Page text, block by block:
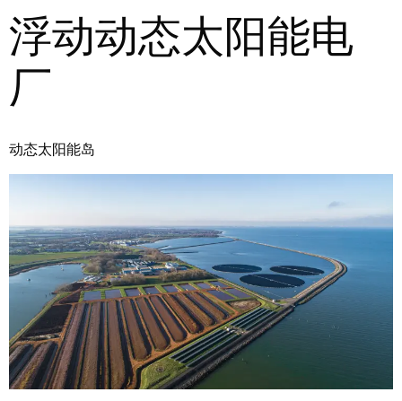
务
调
FieldPower®
电
源
分
配
器
电
子
产
修
和
预
览
展
动
全
展
会
和
活
动
数
字
浮动动态太阳能电
厂
动态太阳能岛